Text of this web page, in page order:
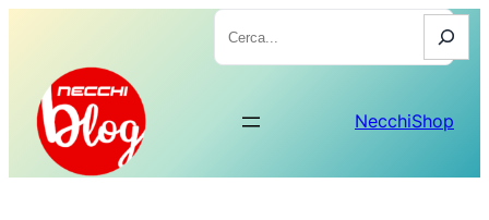
Cerca
NecchiShop